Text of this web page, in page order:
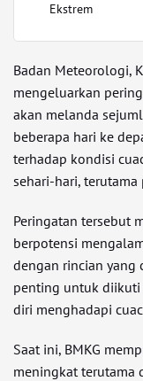
Ekstrem
Badan Meteorologi,
mengeluarkan
akan melanda
beberapa hari ke
terhadap kondisi
sehari-hari, terutama
Peringatan tersebut
berpotensi
dengan rincian yang
penting untuk diikuti
diri menghadapi
Saat ini, BMKG
meningkat terutama